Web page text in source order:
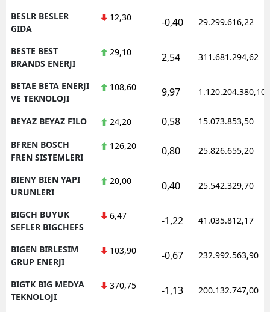
BESLR BESLER
GIDA
12,30 -0,40 29.299.616,22
BESTE BEST
BRANDS ENERJI
29,10 2,54 311.681.294,62
BETAE BETA ENERJI
VE TEKNOLOJI
108,60 9,97 1.120.204.380,10
BEYAZ BEYAZ FILO 24,20 0,58 15.073.853,50
BFREN BOSCH
FREN SISTEMLERI
126,20 0,80 25.826.655,20
BIENY BIEN YAPI
URUNLERI
20,00 0,40 25.542.329,70
BIGCH BUYUK
SEFLER BIGCHEFS
6,47 -1,22 41.035.812,17
BIGEN BIRLESIM
GRUP ENERJI
103,90 -0,67 232.992.563,90
BIGTK BIG MEDYA
TEKNOLOJI
370,75 -1,13 200.132.747,00